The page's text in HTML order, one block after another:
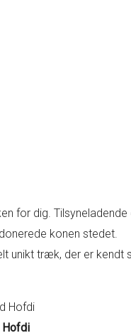
for dig.
konen stedet.
unikt træk, der er kendt
Hofdi